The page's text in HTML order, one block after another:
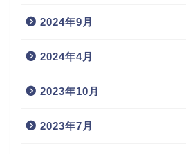
2024年9月
2024年4月
2023年10月
2023年7月